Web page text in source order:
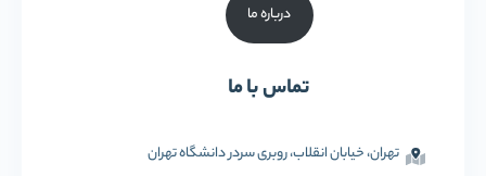
درباره ما
تماس با ما
تهران، خیابان انقلاب، روبری سردر دانشگاه تهران